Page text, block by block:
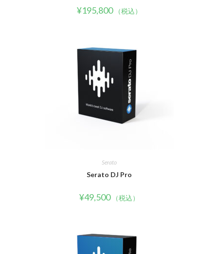
¥195,800 （税込）
Serato
Serato DJ Pro
¥49,500 （税込）